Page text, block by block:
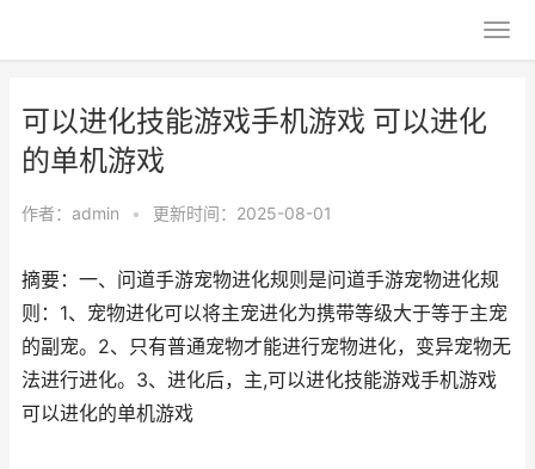
可以进化技能游戏手机游戏 可以进化
的单机游戏
作者： admin • 更新时间：2025-08-01
摘要：一、问道手游宠物进化规则是问道手游宠物进化规
则：1、宠物进化可以将主宠进化为携带等级大于等于主宠
的副宠。2、只有普通宠物才能进行宠物进化，变异宠物无
法进行进化。3、进化后，主,可以进化技能游戏手机游戏
可以进化的单机游戏